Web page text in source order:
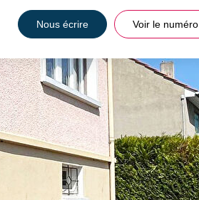
Nous écrire Voir le numéro